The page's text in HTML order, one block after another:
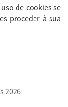
de cookies se
proceder à sua